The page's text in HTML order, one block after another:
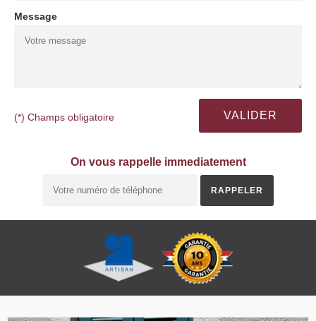
Message
(*) Champs obligatoire
On vous rappelle immediatement